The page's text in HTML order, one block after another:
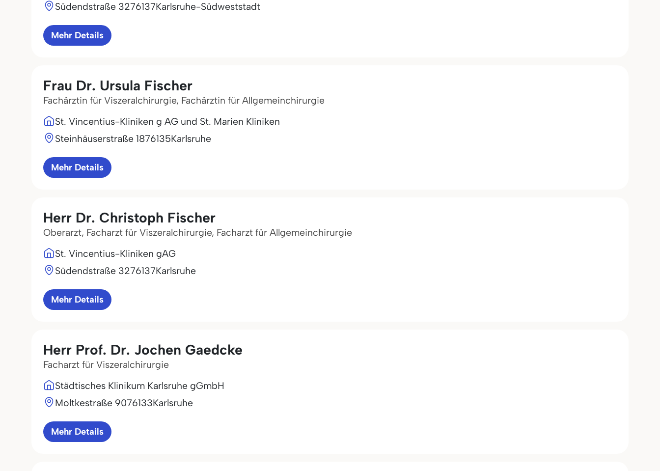
Südendstraße 3276137Karlsruhe-Südweststadt
Mehr Details
Frau Dr. Ursula Fischer
Fachärztin für Viszeralchirurgie, Fachärztin für Allgemeinchirurgie
St. Vincentius-Kliniken g AG und St. Marien Kliniken
Steinhäuserstraße 1876135Karlsruhe
Mehr Details
Herr Dr. Christoph Fischer
Oberarzt, Facharzt für Viszeralchirurgie, Facharzt für Allgemeinchirurgie
St. Vincentius-Kliniken gAG
Südendstraße 3276137Karlsruhe
Mehr Details
Herr Prof. Dr. Jochen Gaedcke
Facharzt für Viszeralchirurgie
Städtisches Klinikum Karlsruhe gGmbH
Moltkestraße 9076133Karlsruhe
Mehr Details